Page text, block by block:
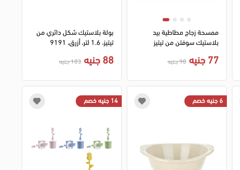
ممسحة زجاج مطاطية بيد
بلاستيك سوفتن من تيتيز
77 جنيه 90 جنيه
بولة بلاستيك شكل دائري من
تيتيز، 1.6 لتر، أزرق، 9191
88 جنيه 103 جنيه
6 جنيه خصم 14 جنيه خصم